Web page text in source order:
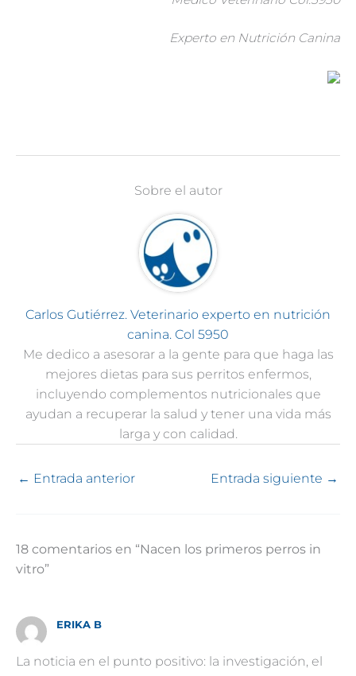
Experto en Nutrición Canina
Sobre el autor
Carlos Gutiérrez. Veterinario experto en nutrición
canina. Col 5950
Me dedico a asesorar a la gente para que haga las
mejores dietas para sus perritos enfermos,
incluyendo complementos nutricionales que
ayudan a recuperar la salud y tener una vida más
larga y con calidad.
← Entrada anterior Entrada siguiente →
18 comentarios en “Nacen los primeros perros in
vitro”
ERIKA B
La noticia en el punto positivo: la investigación, el